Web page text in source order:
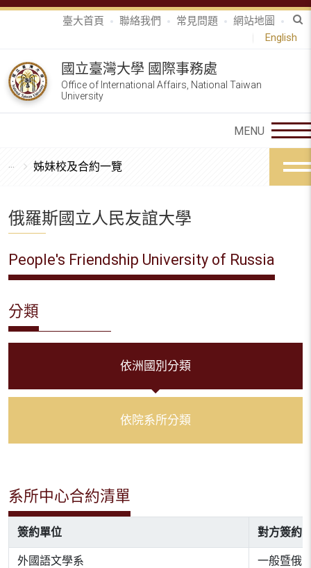
臺大首頁 聯絡我們 常見問題
網站地圖
English
國立臺灣大學 國際事務處
Office of International Affairs, National Taiwan
University
姊妹校及合約一覽
俄羅斯國立人民友誼大學
People's Friendship University of Russia
分類
依洲國別分類
依院系所分類
系所中心合約清單
簽約單位 對方簽約
外國語文學系 一般暨俄